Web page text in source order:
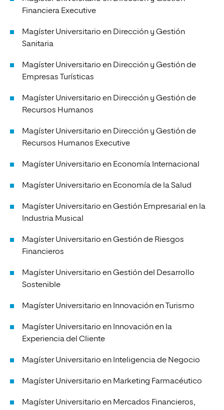
Financiera Executive
Magíster Universitario en Dirección y Gestión
Sanitaria
Magíster Universitario en Dirección y Gestión de
Empresas Turísticas
Magíster Universitario en Dirección y Gestión de
Recursos Humanos
Magíster Universitario en Dirección y Gestión de
Recursos Humanos Executive
Magíster Universitario en Economía Internacional
Magíster Universitario en Economía de la Salud
Magíster Universitario en Gestión Empresarial en la
Industria Musical
Magíster Universitario en Gestión de Riesgos
Financieros
Magíster Universitario en Gestión del Desarrollo
Sostenible
Magíster Universitario en Innovación en Turismo
Magíster Universitario en Innovación en la
Experiencia del Cliente
Magíster Universitario en Inteligencia de Negocio
Magíster Universitario en Marketing Farmacéutico
Magíster Universitario en Mercados Financieros,